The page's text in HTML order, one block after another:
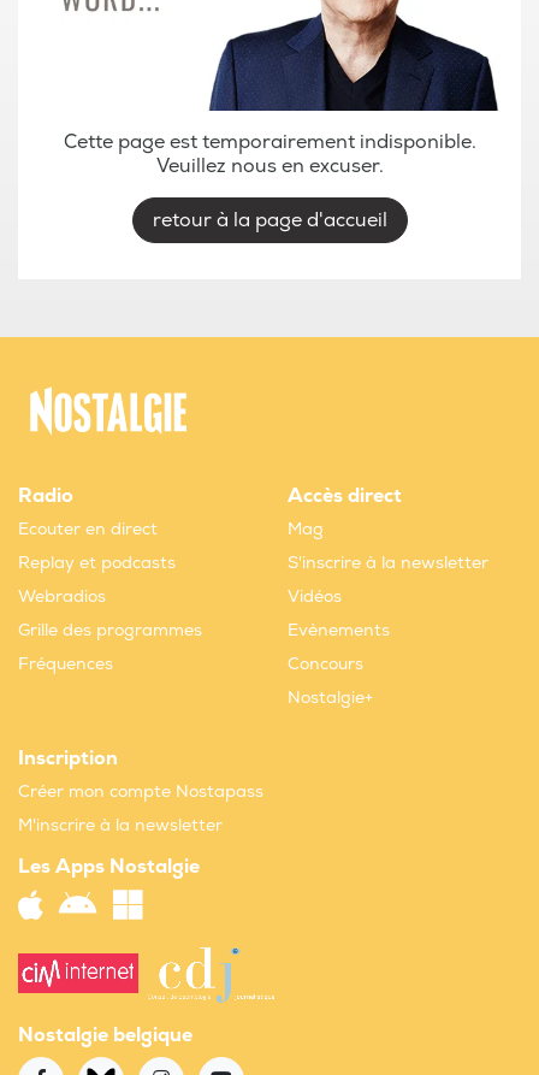
Cette page est temporairement indisponible.
Veuillez nous en excuser.
retour à la page d'accueil
Radio
Ecouter en direct
Replay et podcasts
Webradios
Grille des programmes
Fréquences
Accès direct
Mag
S'inscrire à la newsletter
Vidéos
Evènements
Concours
Nostalgie+
Inscription
Créer mon compte Nostapass
M'inscrire à la newsletter
Les Apps Nostalgie
Nostalgie belgique